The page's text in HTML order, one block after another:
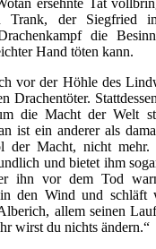
ersehnte Tat
Trank, der Siegfried
die
Hand töten kann.
vor der Höhle des
Drachentöter.
die Macht der Welt
ist ein anderer als
der Macht, nicht
und bietet ihm
ihn vor dem Tod
den Wind und schläft
allem seinen
wirst du nichts ändern.“